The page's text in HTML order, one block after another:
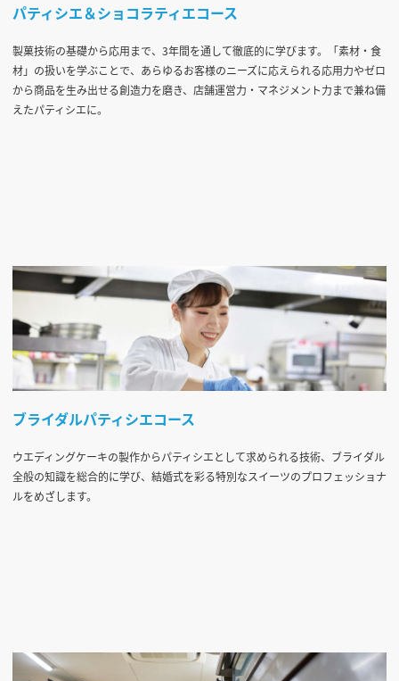
パティシエ＆ショコラティエコース
製菓技術の基礎から応用まで、3年間を通して徹底的に学びます。「素材・食
材」の扱いを学ぶことで、あらゆるお客様のニーズに応えられる応用力やゼロ
から商品を生み出せる創造力を磨き、店舗運営力・マネジメント力まで兼ね備
えたパティシエに。
ブライダルパティシエコース
ウエディングケーキの製作からパティシエとして求められる技術、ブライダル
全般の知識を総合的に学び、結婚式を彩る特別なスイーツのプロフェッショナ
ルをめざします。